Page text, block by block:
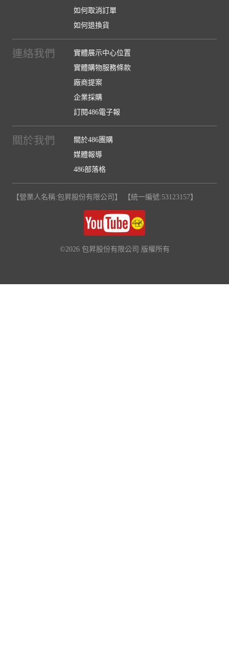
如何取消訂單
如何退換貨
連絡我們
實體展示中心位置
實體購物服務條款
廠商提案
企業採購
訂閱486電子報
關於我們
關於486團購
媒體報導
486部落格
【營業人名稱:包昇股份有限公司】 【統一編號:53123157】
©2026 包昇股份有限公司 版權所有